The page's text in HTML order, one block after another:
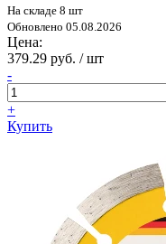
На складе 8 шт
Обновлено 05.08.2026
Цена:
379.29 руб. / шт
-
+
Купить